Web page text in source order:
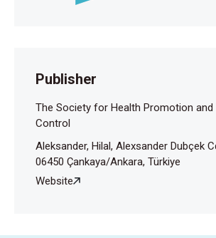
Publisher
The Society for Health Promotion and
Control
Aleksander, Hilal, Alexsander Dubçek
06450 Çankaya/Ankara, Türkiye
Website